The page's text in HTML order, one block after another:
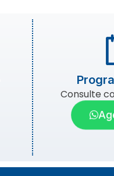
Consulte